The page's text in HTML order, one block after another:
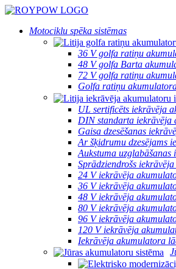
Motociklu spēka sistēmas
36 V golfa ratiņu
48 V golfa Barta
72 V golfa ratiņu
Golfa ratiņu
UL sertificēts iekrāvēja
DIN standarta iekrāvēja
Gaisa dzesēšanas
Ar šķidrumu dzesējams
Aukstuma
Sprādziendrošs
24 V iekrāvēja
36 V iekrāvēja
48 V iekrāvēja
80 V iekrāvēja
96 V iekrāvēja
120 V iekrāvēja
Iekrāvēja akumulatora